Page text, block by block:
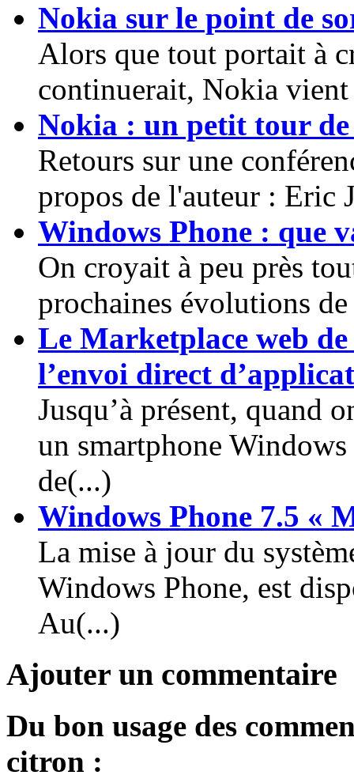
Nokia sur le point de
Alors que tout portait à
continuerait, Nokia vient
Nokia : un petit tour de
Retours sur une
propos de l'auteur : Eric
Windows Phone : que
On croyait à peu près
prochaines évolutions
Le Marketplace web
l’envoi direct
Jusqu’à présent, quand
un smartphone
de(...)
Windows Phone 7.5 «
La mise à jour du
Windows Phone, est
Au(...)
Ajouter un commentaire
Du bon usage des
citron :